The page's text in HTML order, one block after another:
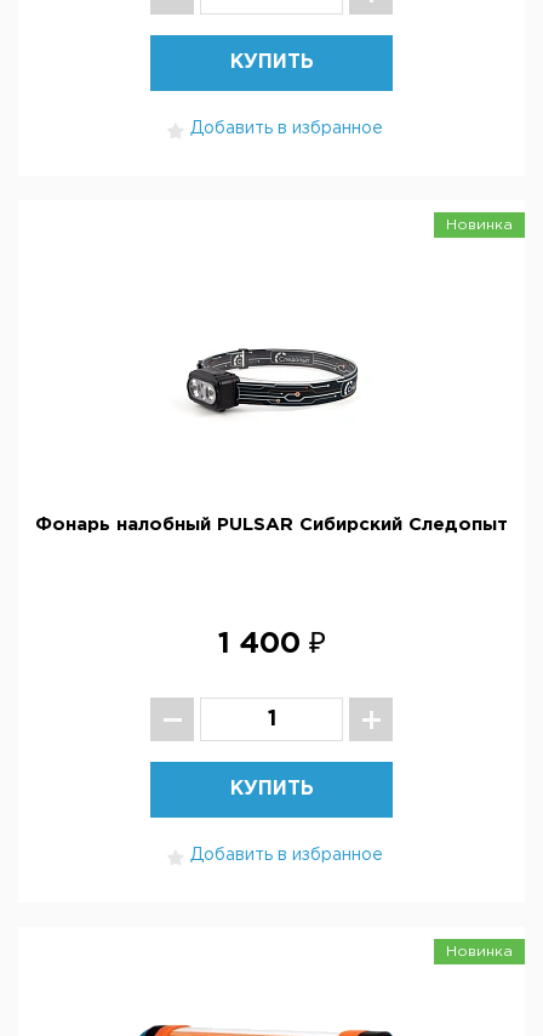
КУПИТЬ
Добавить в избранное
Новинка
Фонарь налобный PULSAR Сибирский Следопыт
1 400 ₽
КУПИТЬ
Добавить в избранное
Новинка